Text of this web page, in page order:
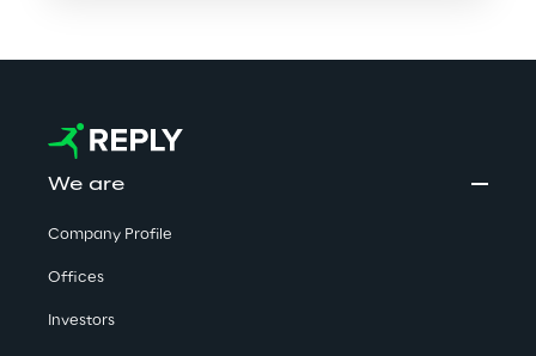
We are
Company Profile
Offices
Investors